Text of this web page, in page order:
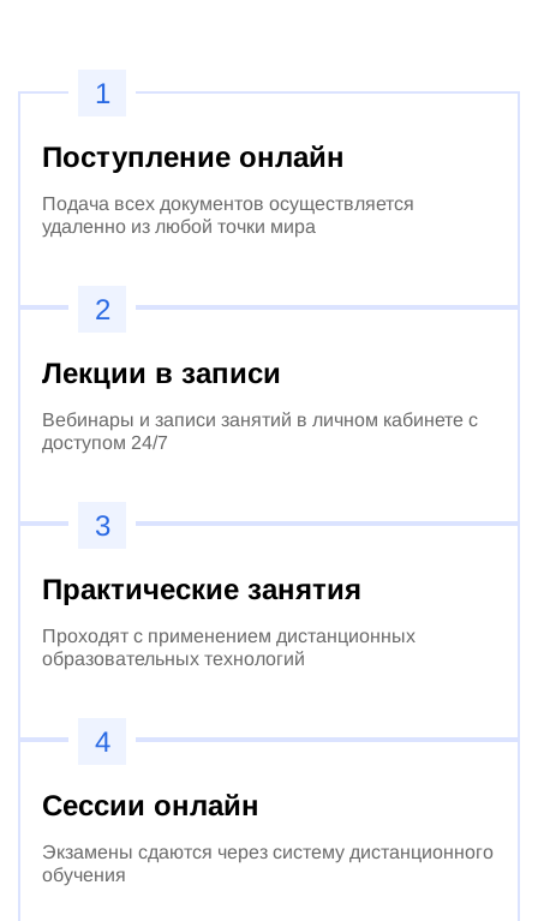
1
Поступление онлайн
Подача всех документов осуществляется
удаленно из любой точки мира
2
Лекции в записи
Вебинары и записи занятий в личном кабинете с
доступом 24/7
3
Практические занятия
Проходят с применением дистанционных
образовательных технологий
4
Сессии онлайн
Экзамены сдаются через систему дистанционного
обучения